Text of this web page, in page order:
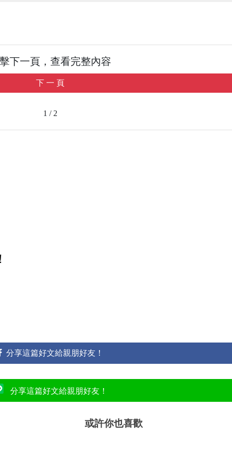
下一頁，查看完整內容
下 一 頁
1 / 2
分享這篇好文給親朋好友！
分享這篇好文給親朋好友！
或許你也喜歡